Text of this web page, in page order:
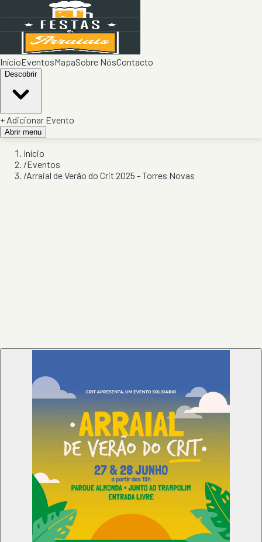
InícioEventosMapaSobre NósContacto
Descobrir
+ Adicionar Evento
Abrir menu
Início
/Eventos
/Arraial de Verão do Crit 2025 - Torres Novas